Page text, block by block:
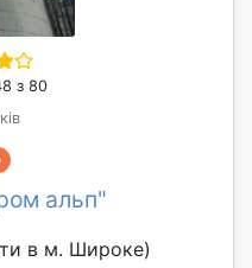
з 80
альп"
в м. Широке)